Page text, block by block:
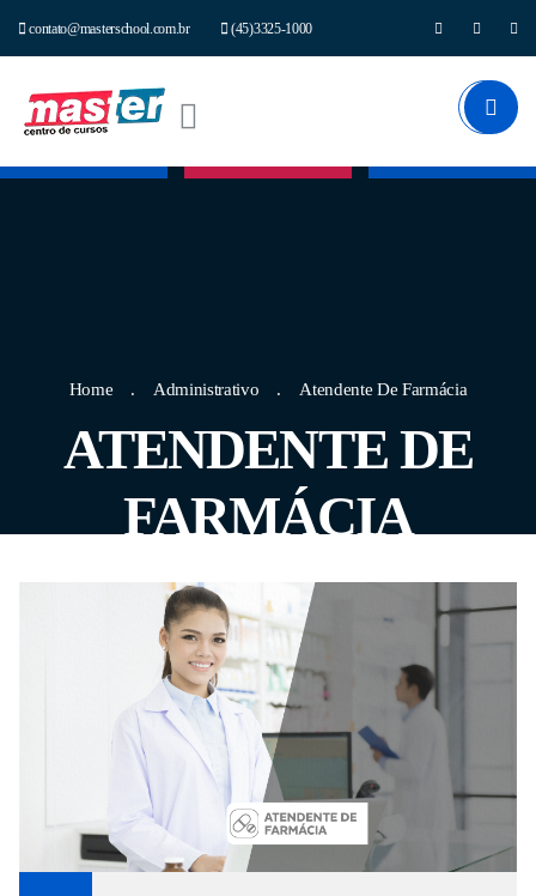
contato@masterschool.com.br (45)3325-1000
Home Administrativo Atendente De Farmácia
ATENDENTE DE
FARMÁCIA